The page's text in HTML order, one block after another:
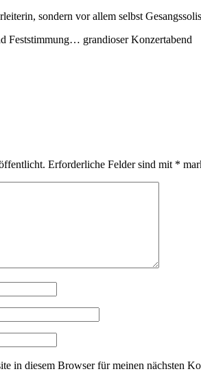
sondern vor allem selbst
grandioser Konzertabend
Erforderliche Felder sind mit *
in diesem Browser für meinen nächsten